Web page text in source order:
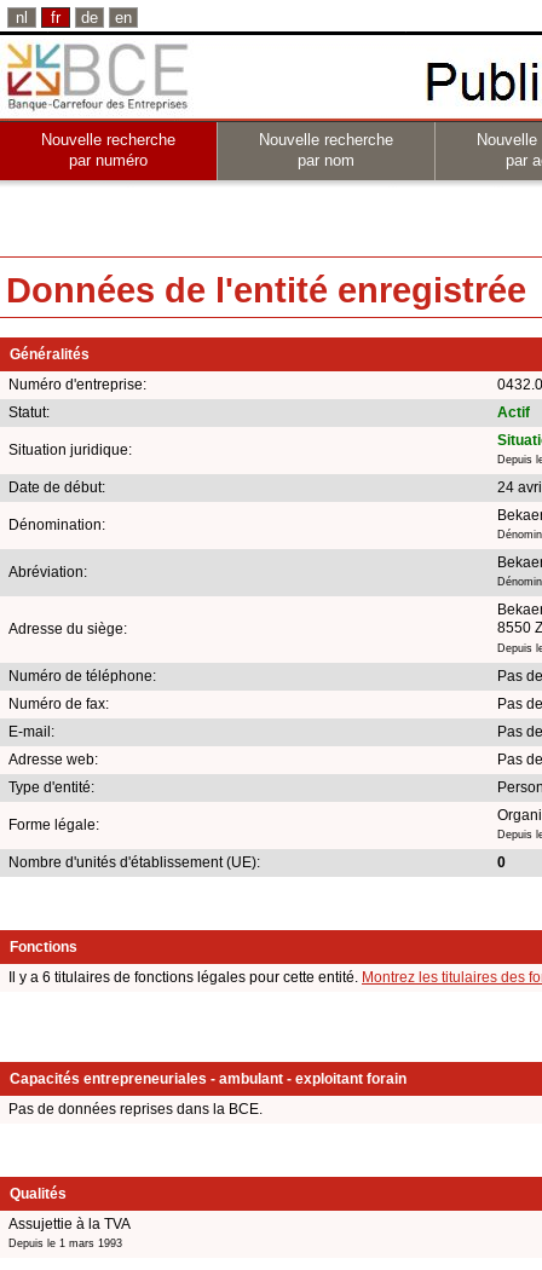
nl fr de en
Nouvelle recherche
par numéro
Nouvelle recherche
par nom
par
Données de l'entité enregistrée
Généralités
Numéro d'entreprise:
Statut:
Actif
Situation juridique:
Depuis
Date de début: 24
Dénomination:
Abréviation:
Adresse du siège:
8550
Depuis
Numéro de téléphone:
Pas
Numéro de fax:
Pas
E-mail:
Pas
Adresse web:
Pas
Type d'entité:
Forme légale:
Depuis
Nombre d'unités d'établissement (UE): 0
Fonctions
Il y a 6 titulaires de fonctions légales pour cette entité. Montrez les titulaires des
Capacités entrepreneuriales - ambulant - exploitant forain
Pas de données reprises dans la BCE.
Qualités
Assujettie à la TVA
Depuis le 1 mars 1993